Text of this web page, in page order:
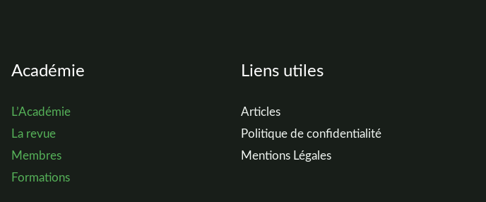
Académie
L’Académie
La revue
Membres
Formations
Liens utiles
Articles
Politique de confidentialité
Mentions Légales